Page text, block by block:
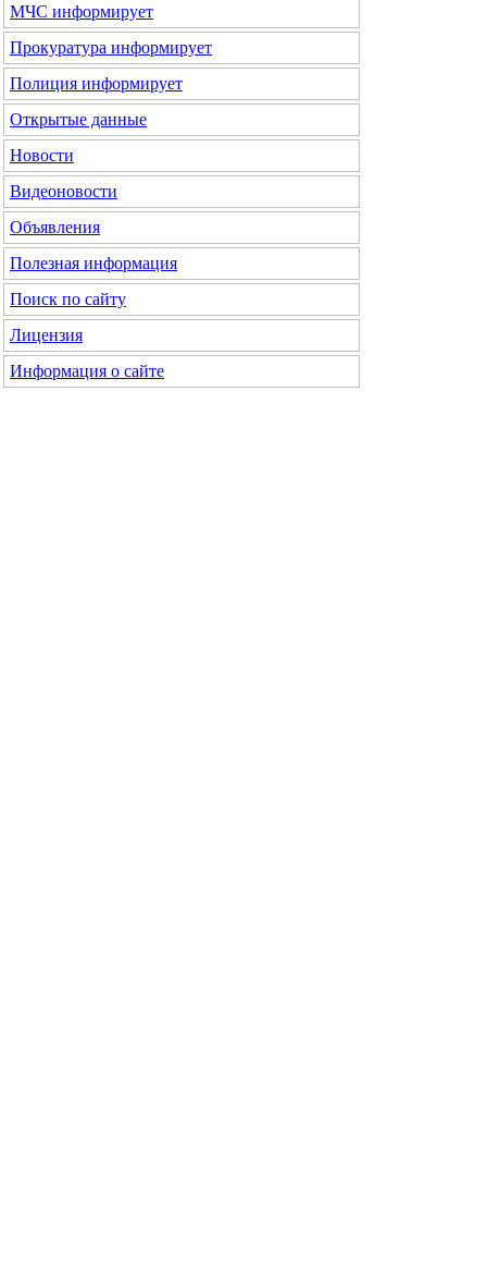
МЧС информирует
Прокуратура информирует
Полиция информирует
Открытые данные
Новости
Видеоновости
Объявления
Полезная информация
Поиск по сайту
Лицензия
Информация о сайте